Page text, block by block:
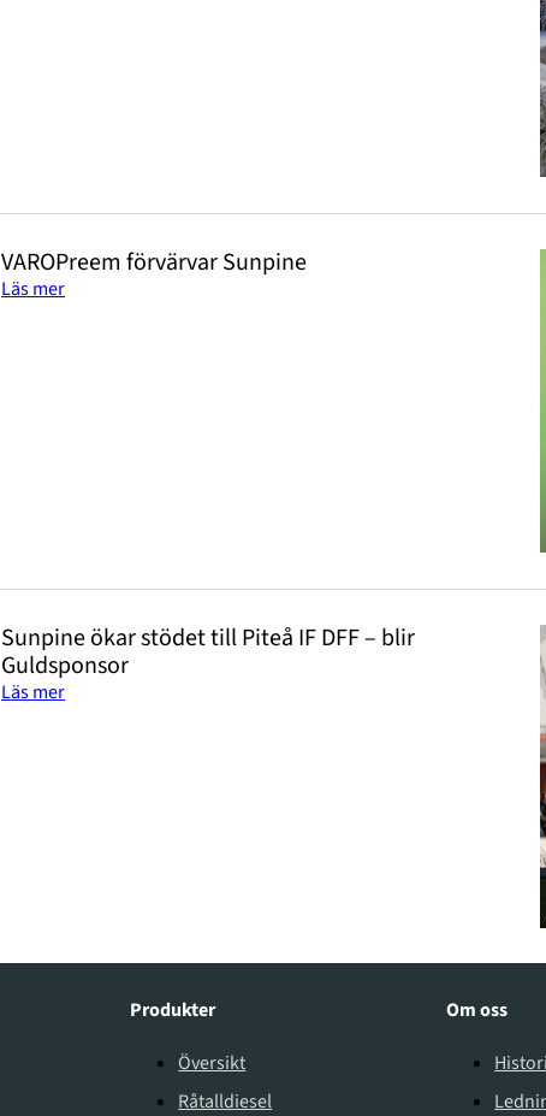
VAROPreem förvärvar Sunpine
Läs mer
Sunpine ökar stödet till Piteå IF DFF – blir
Guldsponsor
Läs mer
Produkter
Översikt
Råtalldiesel
Om oss